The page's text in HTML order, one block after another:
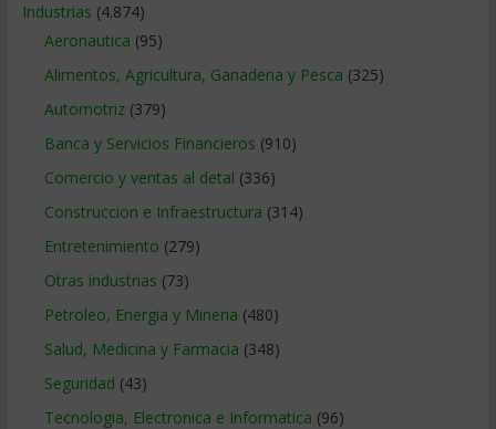
Industrias (4.874)
Aeronautica (95)
Alimentos, Agricultura, Ganaderia y Pesca (325)
Automotriz(379)
Banca y Servicios Financieros (910)
Comercio y ventas al detal (336)
Construccion e Infraestructura (314)
Entretenimiento (279)
Otras industrias (73)
Petroleo, Energia y Mineria (480)
Salud, Medicina y Farmacia (348)
Seguridad (43)
Tecnologia, Electronica e Informatica (96)